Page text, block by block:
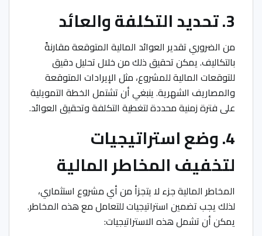
3. تحديد التكلفة والعائد
من الضروري تقدير العوائد المالية المتوقعة مقارنةً
بالتكاليف. يمكن تحقيق ذلك من خلال تحليل دقيق
للتوقعات المالية للمشروع، مثل الإيرادات المتوقعة
والمصاريف الشهرية. ينبغي أن تشتمل الخطة التمويلية
على فترة زمنية محددة لتغطية التكلفة وتحقيق العوائد.
4. وضع استراتيجيات
لتخفيف المخاطر المالية
المخاطر المالية جزء لا يتجزأ من أي مشروع استثماري،
لذلك يجب تضمين استراتيجيات للتعامل مع هذه المخاطر.
يمكن أن تشمل هذه الاستراتيجيات: